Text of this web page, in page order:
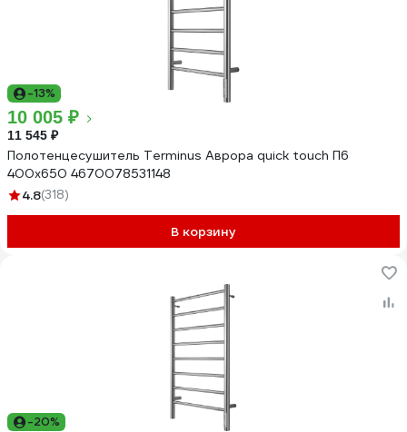
-13%
10 005 ₽
11 545 ₽
Полотенцесушитель Terminus Аврора quick touch П6
400x650 4670078531148
4.8(318)
В корзину
-20%